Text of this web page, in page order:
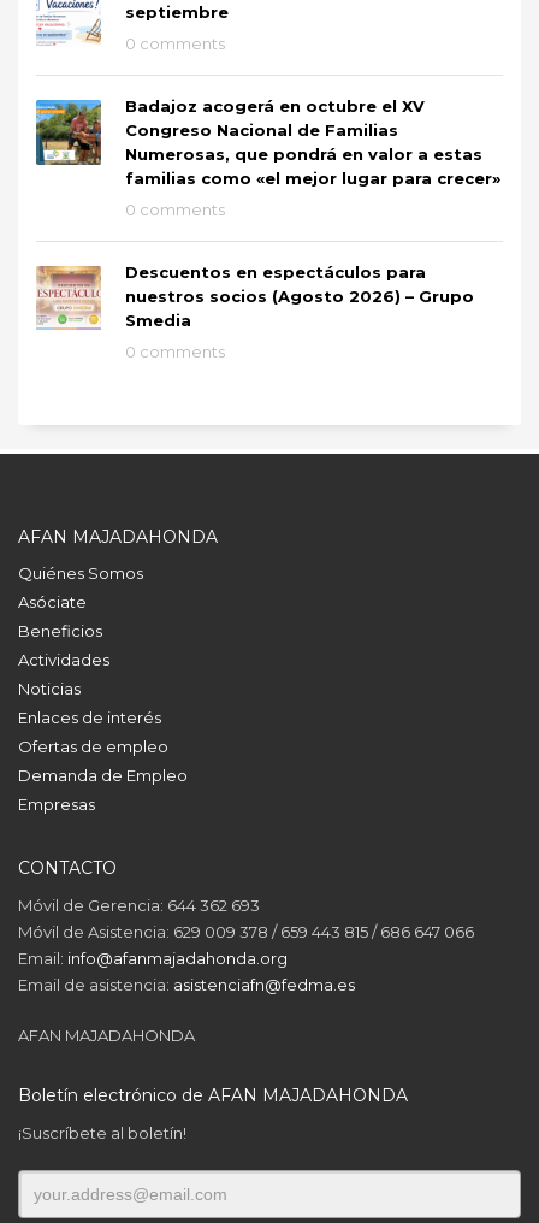
septiembre
0 comments
Badajoz acogerá en octubre el XV
Congreso Nacional de Familias
Numerosas, que pondrá en valor a estas
familias como «el mejor lugar para crecer»
0 comments
Descuentos en espectáculos para
nuestros socios (Agosto 2026) – Grupo
Smedia
0 comments
AFAN MAJADAHONDA
Quiénes Somos
Asóciate
Beneficios
Actividades
Noticias
Enlaces de interés
Ofertas de empleo
Demanda de Empleo
Empresas
CONTACTO
Móvil de Gerencia: 644 362 693
Móvil de Asistencia: 629 009 378 / 659 443 815 / 686 647 066
Email: info@afanmajadahonda.org
Email de asistencia: asistenciafn@fedma.es
AFAN MAJADAHONDA
Boletín electrónico de AFAN MAJADAHONDA
¡Suscríbete al boletín!